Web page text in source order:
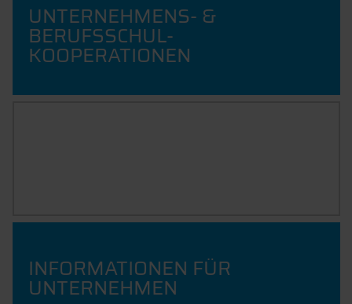
UNTERNEHMENS- &
BERUFSSCHUL-
KOOPERATIONEN
INFORMATIONEN FÜR
UNTERNEHMEN